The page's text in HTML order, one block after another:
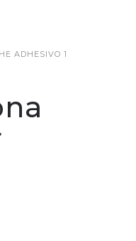
ADHESIVO 1